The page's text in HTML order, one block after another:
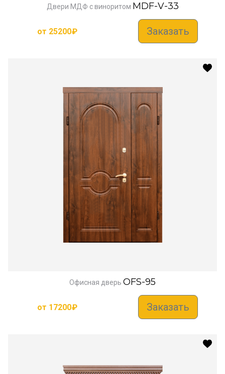
Двери МДФ с виноритом MDF-V-33
от 25200₽ Заказать
Офисная дверь OFS-95
от 17200₽ Заказать